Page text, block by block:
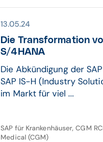
13.05.24
Die Transformation
S/4HANA
Die Abkündigung der
SAP IS-H (Industry
im Markt für viel ...
SAP für Krankenhäuser, CGM
Medical (CGM)